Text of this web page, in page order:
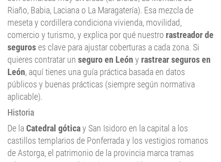
meseta y cordillera condiciona vivienda, movilidad,
comercio y turismo, y explica por qué nuestrorastreador de
seguroses clave para ajustar coberturas a cada zona. Si
quieres contratar unseguro en Leónyrastrear seguros en
León, aquí tienes una guía práctica basada en datos
públicos y buenas prácticas (siempre según normativa
aplicable).
Historia
De laCatedral gótica
castillos templarios de Ponferrada y los vestigios romanos
de Astorga, el patrimonio de la provincia marca tramas
urbanas con cascos históricos protegidos, ensanches y